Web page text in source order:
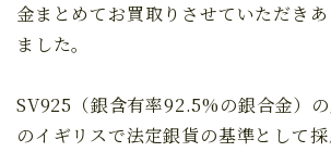
金まとめてお買取りさせていただき
ました。
SV925（銀含有率92.5%の銀合金）
のイギリスで法定銀貨の基準として